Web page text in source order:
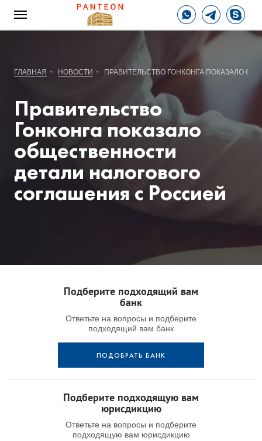
ГЛАВНАЯ - НОВОСТИ - ПРАВИТЕЛЬСТВО ГОНКОНГА ПОКАЗАЛО
Правительство
Гонконга показало
общественности
детали налогового
соглашения с Россией
Подберите подходящий вам
банк
Ответьте на вопросы и подберите
подходящий вам банк
ПОДОБРАТЬ БАНК
Подберите подходящую вам
юрисдикцию
Ответьте на вопросы и подберите
подходящую вам юрисдикцию